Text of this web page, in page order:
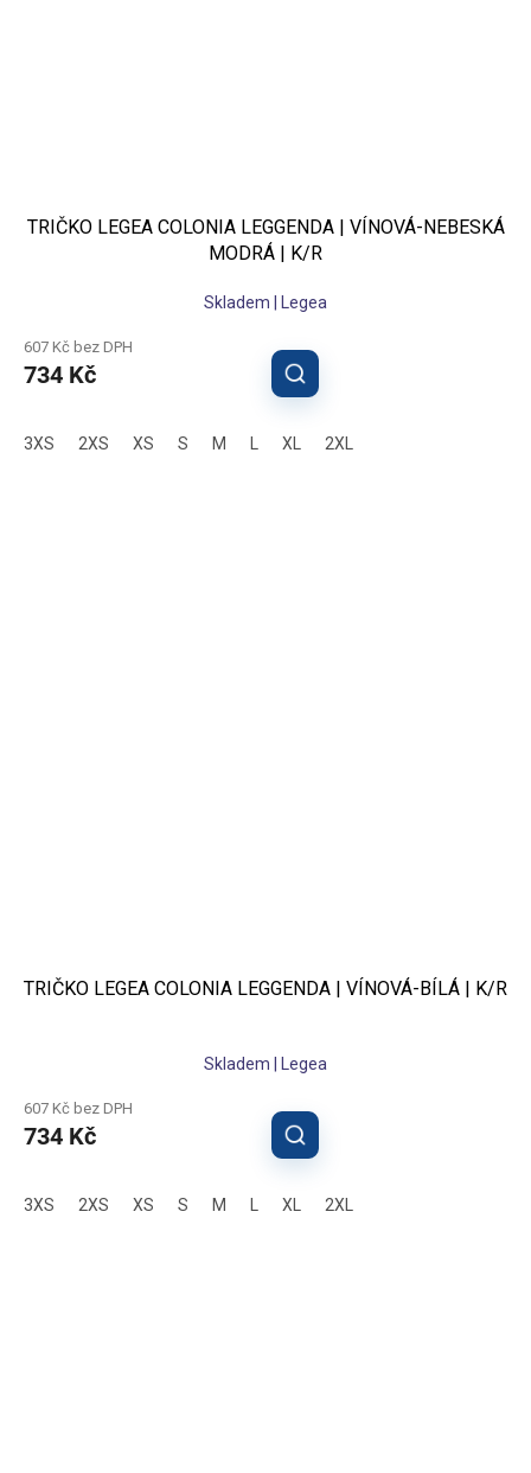
TRIČKO LEGEA COLONIA LEGGENDA | VÍNOVÁ-NEBESKÁ
MODRÁ | K/R
Skladem | Legea
607 Kč bez DPH
734 Kč
3XS 2XS XS S M XL 2XL
TRIČKO LEGEA COLONIA LEGGENDA | VÍNOVÁ-BÍLÁ | K/R
Skladem | Legea
607 Kč bez DPH
734 Kč
3XS 2XS XS S M XL 2XL